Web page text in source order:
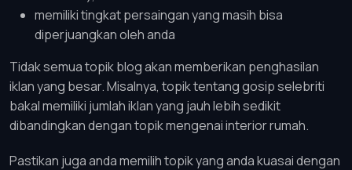
memiliki tingkat persaingan yang masih bisa
diperjuangkan oleh anda
Tidak semua topik blog akan memberikan penghasilan
iklan yang besar. Misalnya, topik tentang gosip selebriti
bakal memiliki jumlah iklan yang jauh lebih sedikit
dibandingkan dengan topik mengenai interior rumah.
Pastikan juga anda memilih topik yang anda kuasai dengan